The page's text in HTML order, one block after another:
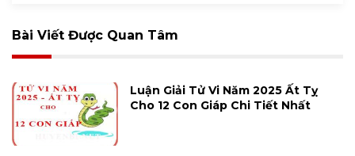
Bài Viết Được Quan Tâm
Luận Giải Tử Vi Năm 2025 Ất Tỵ
Cho 12 Con Giáp Chi Tiết Nhất